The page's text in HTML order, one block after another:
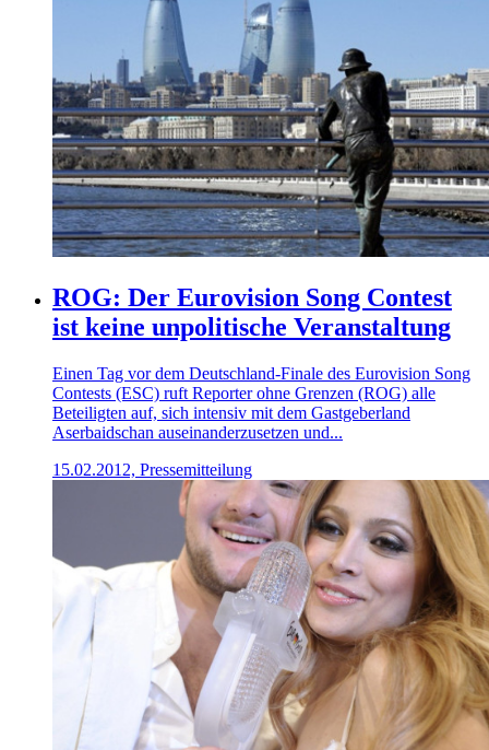
ROG: Der Eurovision Song Contest
ist keine unpolitische Veranstaltung
Einen Tag vor dem Deutschland-Finale des Eurovision Song
Contests (ESC) ruft Reporter ohne Grenzen (ROG) alle
Beteiligten auf, sich intensiv mit dem Gastgeberland
Aserbaidschan auseinanderzusetzen und...
15.02.2012, Pressemitteilung